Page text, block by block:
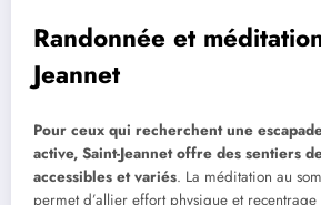
Randonnée et
Jeannet
Pour ceux qui recherchent une
active, Saint-Jeannet offre des sentiers
accessibles et variés. La méditation au
permet d’allier effort physique et